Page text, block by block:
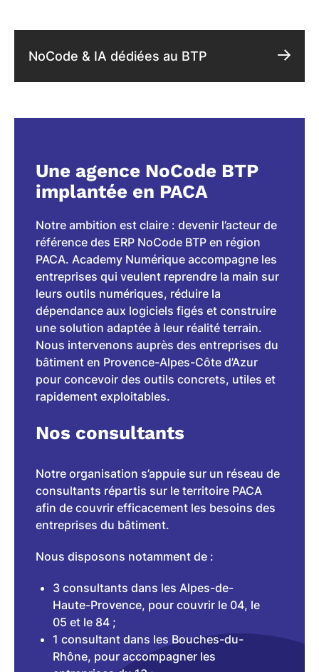
NoCode & IA dédiées au BTP
Une agence NoCode BTP
implantée en PACA
Notre ambition est claire : devenir l’acteur de
référence des ERP NoCode BTP en région
PACA. Academy Numérique accompagne les
entreprises qui veulent reprendre la main sur
leurs outils numériques, réduire la
dépendance aux logiciels figés et construire
une solution adaptée à leur réalité terrain.
Nous intervenons auprès des entreprises du
bâtiment en Provence-Alpes-Côte d’Azur
pour concevoir des outils concrets, utiles et
rapidement exploitables.
Nos consultants
Notre organisation s’appuie sur un réseau de
consultants répartis sur le territoire PACA
afin de couvrir efficacement les besoins des
entreprises du bâtiment.
Nous disposons notamment de :
3 consultants dans les Alpes-de-
Haute-Provence, pour couvrir le 04, le
05 et le 84 ;
1 consultant dans les Bouches-du-
Rhône, pour accompagner les